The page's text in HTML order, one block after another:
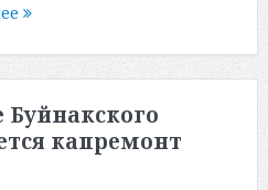
капремонт